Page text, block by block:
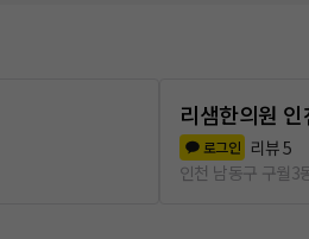
리샘한의원
로그인 리뷰5
인천 남동구 구월3